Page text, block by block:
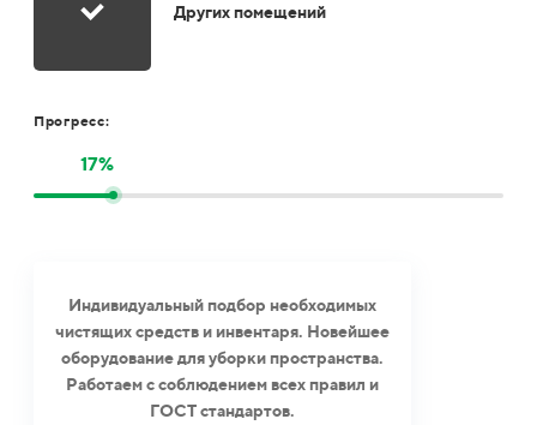
Других помещений
Прогресс:
17%
Индивидуальный подбор необходимых
чистящих средств и инвентаря. Новейшее
оборудование для уборки пространства.
Работаем с соблюдением всех правил и
ГОСТ стандартов.